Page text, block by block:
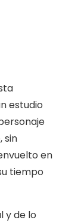
estudio
sin
en
tiempo
y de lo